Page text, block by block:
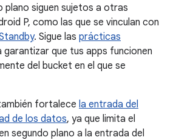
plano siguen sujetos a otras
P, como las que se vinculan con
. Sigue las prácticas
garantizar que tus apps funcionen
del bucket en el que se
fortalece la entrada del
de los datos, ya que limita el
segundo plano a la entrada del